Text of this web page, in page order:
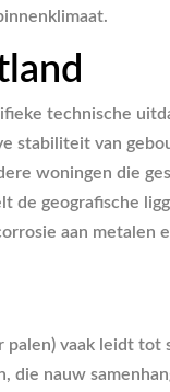
technische
stabiliteit van
woningen die
de geografische
aan metalen
vaak leidt tot
die nauw